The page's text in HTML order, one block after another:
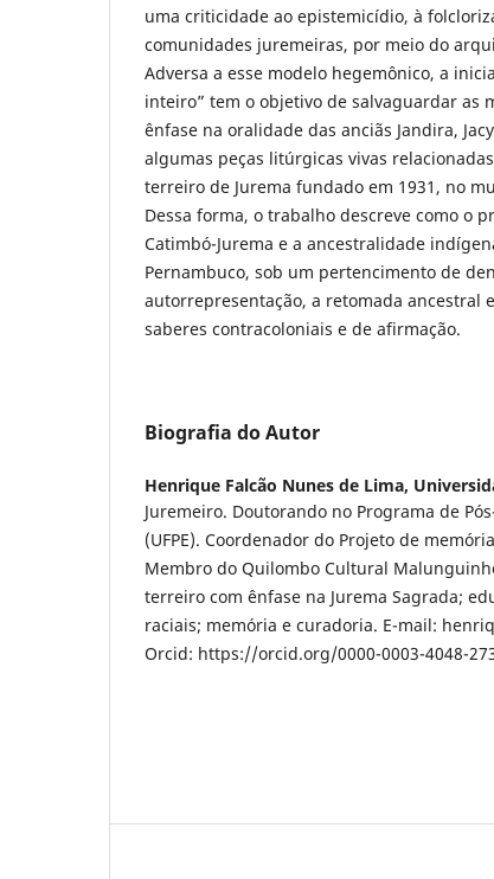
uma criticidade ao epistemicídio, à
comunidades juremeiras, por meio do
Adversa a esse modelo hegemônico, a
inteiro” tem o objetivo de salvaguardar as
ênfase na oralidade das anciãs Jandira,
algumas peças litúrgicas vivas
terreiro de Jurema fundado em 1931, no
Dessa forma, o trabalho descreve como o
Catimbó-Jurema e a ancestralidade
Pernambuco, sob um pertencimento de
autorrepresentação, a retomada ancestral
saberes contracoloniais e de afirmação.
Biografia do Autor
Henrique Falcão Nunes de Lima,
Juremeiro. Doutorando no Programa de
(UFPE). Coordenador do Projeto de
Membro do Quilombo Cultural
terreiro com ênfase na Jurema Sagrada;
raciais; memória e curadoria. E-mail:
Orcid: https://orcid.org/0000-0003-4048-